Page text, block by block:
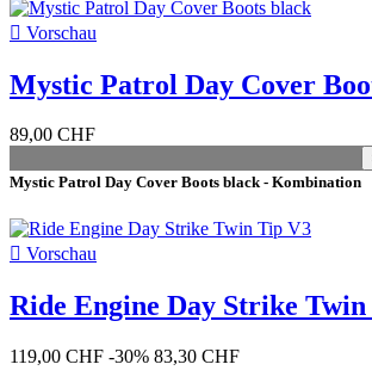
Zeige Produkte7
 Vorschau
Mystic Patrol Day Cover
89,00 CHF
Mystic Patrol Day Cover Boots black - Kombination
 Vorschau
Ride Engine Day Strike
119,00 CHF -30% 83,30 CHF